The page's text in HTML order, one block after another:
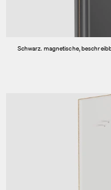
Schwarz. magnetische,